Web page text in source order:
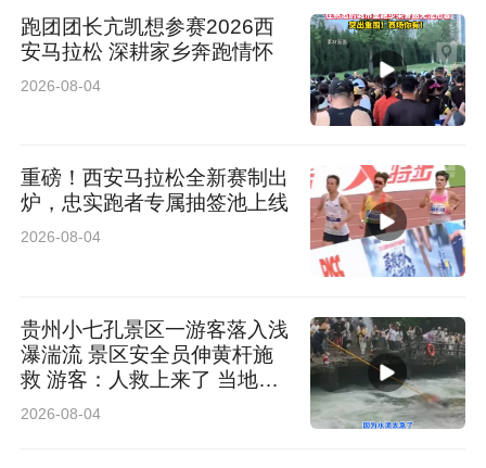
跑团团长亢凯想参赛2026西
安马拉松 深耕家乡奔跑情怀
2026-08-04
重磅！西安马拉松全新赛制出
炉，忠实跑者专属抽签池上线
2026-08-04
贵州小七孔景区一游客落入浅
瀑湍流 景区安全员伸黄杆施
救 游客：人救上来了 当地回
应：完全按照救援标准
2026-08-04